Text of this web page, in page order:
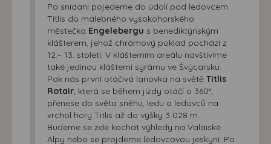
Po snídani pojedeme do údolí pod ledovcem
Titlis do malebného vysokohorského
městečka Engelebergu s benediktýnským
klášterem, jehož chrámový poklad pochází z
12.– 13. století. V klášterním areálu navštívíme
také jedinou klášterní sýrárnu ve Švýcarsku.
Pak nás první otáčivá lanovka na světě Titlis
Rotair , která se během jízdy otáčí o 360°,
přenese do světa sněhu, ledu a ledovců na
vrchol hory Titlis až do výšky 3 028 m.
Budeme se zde kochat výhledy na Valaiské
Alpy nebo se projdeme ledovcovou jeskyní. Po